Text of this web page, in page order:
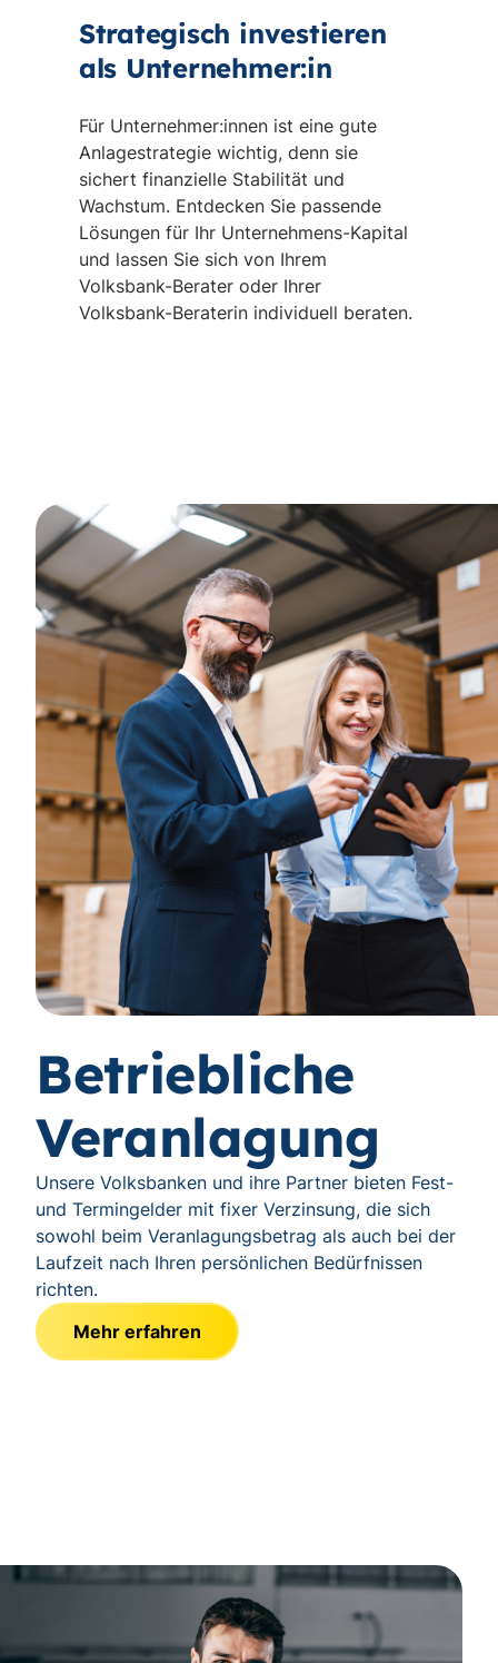
Strategisch investieren
als Unternehmer:in
Für Unternehmer:innen ist eine gute
Anlagestrategie wichtig, denn sie
sichert finanzielle Stabilität und
Wachstum. Entdecken Sie passende
Lösungen für Ihr Unternehmens-Kapital
und lassen Sie sich von Ihrem
Volksbank-Berater oder Ihrer
Volksbank-Beraterin individuell beraten.
Betriebliche
Veranlagung
Unsere Volksbanken und ihre Partner bieten Fest-
und Termingelder mit fixer Verzinsung, die sich
sowohl beim Veranlagungsbetrag als auch bei der
Laufzeit nach Ihren persönlichen Bedürfnissen
richten.
Mehr erfahren